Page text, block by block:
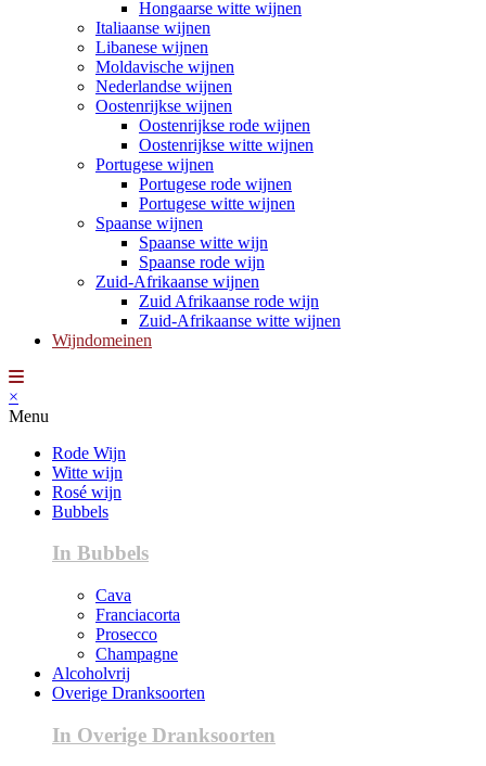
Hongaarse witte wijnen
Italiaanse wijnen
Libanese wijnen
Moldavische wijnen
Nederlandse wijnen
Oostenrijkse wijnen
Oostenrijkse rode wijnen
Oostenrijkse witte wijnen
Portugese wijnen
Portugese rode wijnen
Portugese witte wijnen
Spaanse wijnen
Spaanse witte wijn
Spaanse rode wijn
Zuid-Afrikaanse wijnen
Zuid Afrikaanse rode wijn
Zuid-Afrikaanse witte wijnen
Wijndomeinen
×
Menu
Rode Wijn
Witte wijn
Rosé wijn
Bubbels
In Bubbels
Cava
Franciacorta
Prosecco
Champagne
Alcoholvrij
Overige Dranksoorten
In Overige Dranksoorten